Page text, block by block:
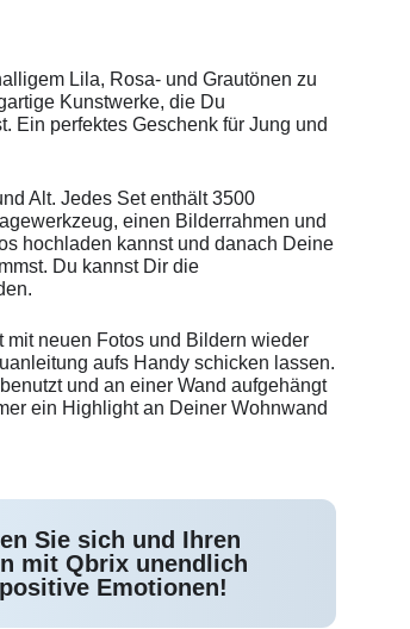
Lila, Rosa- und Grautönen zu
Kunstwerke, die Du
Ein perfektes Geschenk für Jung und
Alt. Jedes Set enthält 3500
einen Bilderrahmen und
hochladen kannst und danach Deine
Du kannst Dir die
neuen Fotos und Bildern wieder
aufs Handy schicken lassen.
und an einer Wand aufgehängt
ein Highlight an Deiner Wohnwand
Sie sich und Ihren
mit Qbrix unendlich
Emotionen!